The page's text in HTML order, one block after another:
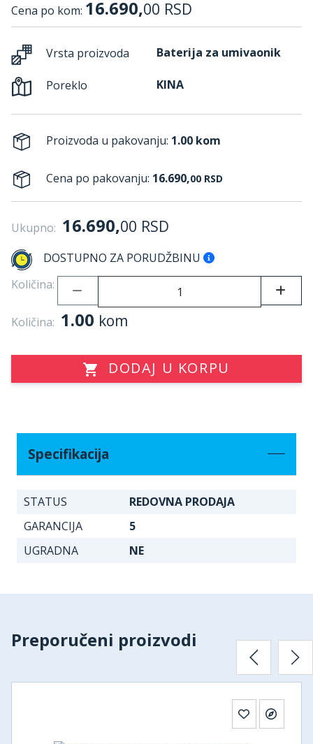
Cena po kom: 16.690,00 RSD
Vrsta proizvoda Baterija za umivaonik
Poreklo KINA
Proizvoda u pakovanju: 1.00 kom
Cena po pakovanju: 16.690,00 RSD
Ukupno: 16.690,00 RSD
DOSTUPNO ZA PORUDŽBINU
Količina:
Količina: 1.00 kom
DODAJ U KORPU
Specifikacija
STATUS
REDOVNA PRODAJA
GARANCIJA
5
UGRADNA
NE
Preporučeni proizvodi